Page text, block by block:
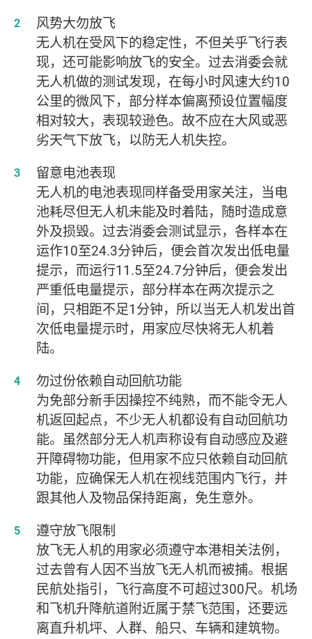
风势大勿放飞
无人机在受风下的稳定性，不但关乎飞行表
现，还可能影响放飞的安全。过去消委会就
无人机做的测试发现，在每小时风速大约10
公里的微风下，部分样本偏离预设位置幅度
相对较大，表现较逊色。故不应在大风或恶
劣天气下放飞，以防无人机失控。
留意电池表现
无人机的电池表现同样备受用家关注，当电
池耗尽但无人机未能及时着陆，随时造成意
外及损毁。过去消委会测试显示，各样本在
运作10至24.3分钟后，便会首次发出低电量
提示，而运行11.5至24.7分钟后，便会发出
严重低电量提示，部分样本在两次提示之
间，只相距不足1分钟，所以当无人机发出首
次低电量提示时，用家应尽快将无人机着
陆。
勿过份依赖自动回航功能
为免部分新手因操控不纯熟，而不能令无人
机返回起点，不少无人机都设有自动回航功
能。虽然部分无人机声称设有自动感应及避
开障碍物功能，但用家不应只依赖自动回航
功能，应确保无人机在视线范围内飞行，并
跟其他人及物品保持距离，免生意外。
遵守放飞限制
放飞无人机的用家必须遵守本港相关法例，
过去曾有人因不当放飞无人机而被捕。根据
民航处指引，飞行高度不可超过300尺。机场
和飞机升降航道附近属于禁飞范围，还要远
离直升机坪、人群、船只、车辆和建筑物。